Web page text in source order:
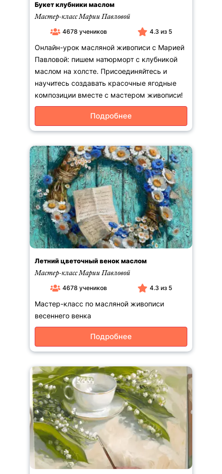
Букет клубники маслом
Мастер-класс Марии Павловой
4678 учеников 4.3 из 5
Онлайн-урок масляной живописи с Марией
Павловой: пишем натюрморт с клубникой
маслом на холсте. Присоединяйтесь и
научитесь создавать красочные ягодные
композиции вместе с мастером живописи!
Подробнее
Летний цветочный венок маслом
Мастер-класс Марии Павловой
4678 учеников 4.3 из 5
Мастер-класс по масляной живописи
весеннего венка
Подробнее